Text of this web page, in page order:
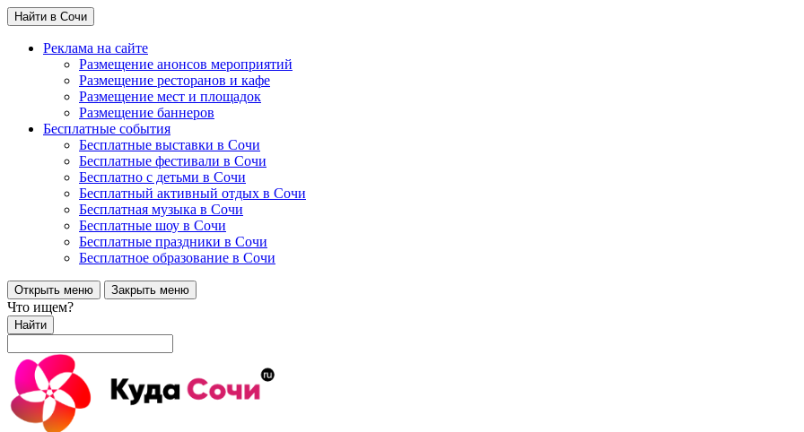
Найти в Сочи
Реклама на сайте
Размещение анонсов мероприятий
Размещение ресторанов и кафе
Размещение мест и площадок
Размещение баннеров
Бесплатные события
Бесплатные выставки в Сочи
Бесплатные фестивали в Сочи
Бесплатно с детьми в Сочи
Бесплатный активный отдых в Сочи
Бесплатная музыка в Сочи
Бесплатные шоу в Сочи
Бесплатные праздники в Сочи
Бесплатное образование в Сочи
Открыть меню Закрыть меню
Что ищем?
Найти